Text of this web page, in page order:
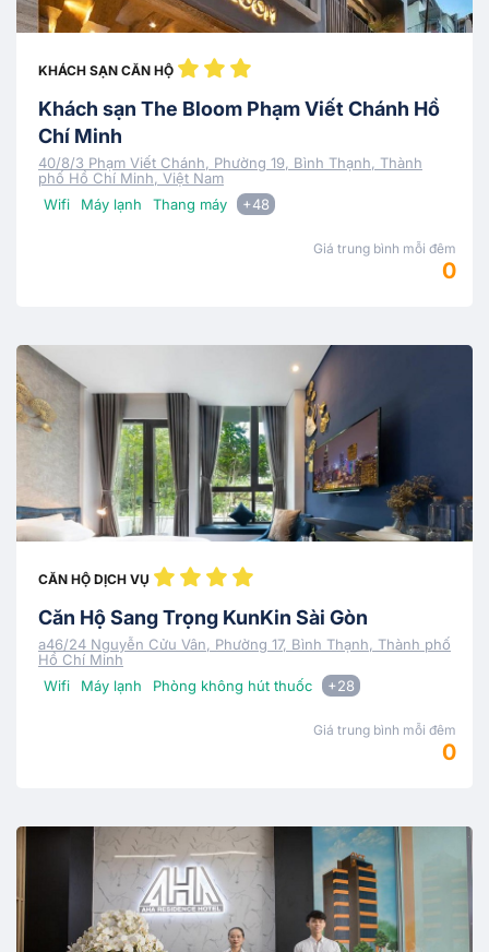
KHÁCH SẠN CĂN HỘ
Khách sạn The Bloom Phạm Viết Chánh Hồ
Chí Minh
40/8/3 Phạm Viết Chánh, Phường 19, Bình Thạnh, Thành
phố Hồ Chí Minh, Việt Nam
Wifi
Máy lạnh Thang máy +48
Giá trung bình mỗi đêm
0
CĂN HỘ DỊCH VỤ
Căn Hộ Sang Trọng KunKin Sài Gòn
a46/24 Nguyễn Cửu Vân, Phường 17, Bình Thạnh, Thành phố
Hồ Chí Minh
Wifi
Máy lạnh Phòng không hút thuốc +28
Giá trung bình mỗi đêm
0